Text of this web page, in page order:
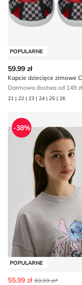
POPULARNE
59.99 zł
Kapcie dziecięce zimowe
Darmowa dostwa od 149 zł
21 | 22 | 23 | 24 | 25 | 26
Bluza dziewczęca
POPULARNE
-38%
55.99 zł 89.99 zł*